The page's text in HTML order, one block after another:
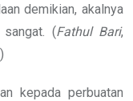
demikian, akalnya
sangat. (Fathul Bari,
kepada perbuatan